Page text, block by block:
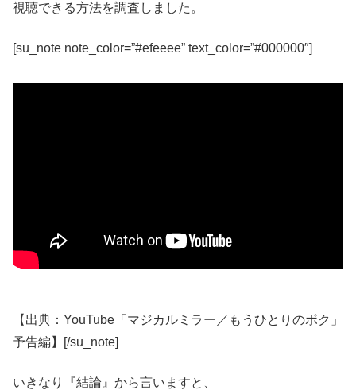
視聴できる方法を調査しました。
[su_note note_color=”#efeeee” text_color=”#000000″]
【出典：YouTube「マジカルミラー／もうひとりのボク」
予告編】[/su_note]
いきなり『結論』から言いますと、